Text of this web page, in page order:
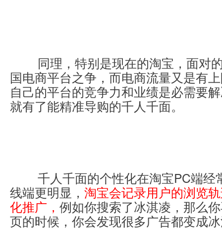
国电商平台之争，而电商流量又是有
自己的平台的竞争力和业绩是必需要
千人千面的个性化在淘宝PC端经
线端更明显， 淘宝会记录用户的浏览
化推广， 例如你搜索了冰淇凌，那么
页的时候，你会发现很多广告都变成